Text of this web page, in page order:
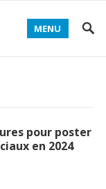
MENU
pour poster
en 2024